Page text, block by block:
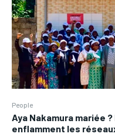
People
Aya Nakamura mariée
enflamment les